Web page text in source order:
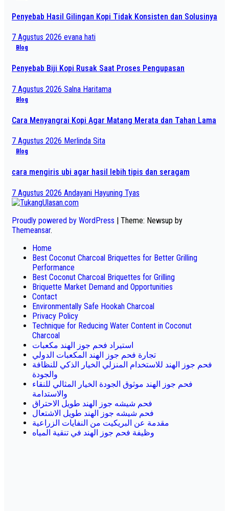
Penyebab Hasil Gilingan Kopi Tidak Konsisten dan Solusinya
7 Agustus 2026 evana hati
Blog
Penyebab Biji Kopi Rusak Saat Proses Pengupasan
7 Agustus 2026 Salna Haritama
Blog
Cara Menyangrai Kopi Agar Matang Merata dan Tahan Lama
7 Agustus 2026 Merlinda Sita
Blog
cara mengiris ubi agar hasil lebih tipis dan seragam
7 Agustus 2026 Andayani Hayuning Tyas
Proudly powered by WordPress | Theme: Newsup by
Themeansar.
Home
Best Coconut Charcoal Briquettes for Better Grilling
Performance
Best Coconut Charcoal Briquettes for Grilling
Briquette Market Demand and Opportunities
Contact
Environmentally Safe Hookah Charcoal
Privacy Policy
Technique for Reducing Water Content in Coconut
Charcoal
استيراد فحم جوز الهند مكعبات
تجارة فحم جوز الهند المكعبات الدولي
فحم جوز الهند للاستخدام المنزلي الخيار الذكي للنظافة
والجودة
فحم جوز الهند موثوق الجودة الخيار المثالي للنقاء
والاستدامة
فحم شيشه جوز الهند طويل الاحتراق
فحم شيشه جوز الهند طويل الاشتعال
مقدمة عن البريكيت من النفايات الزراعية
وظيفة فحم جوز الهند في تنقية المياه